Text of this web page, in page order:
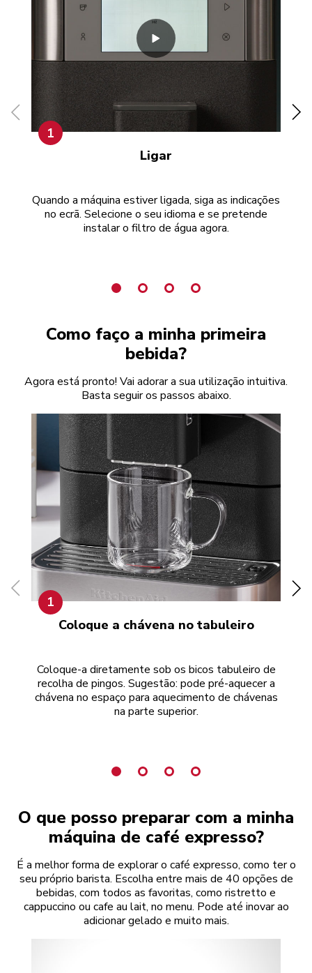
1
Ligar
Quando a máquina estiver ligada, siga as indicações
no ecrã. Selecione o seu idioma e se pretende
instalar o filtro de água agora.
Como faço a minha primeira
bebida?
Agora está pronto! Vai adorar a sua utilização intuitiva.
Basta seguir os passos abaixo.
1
Coloque a chávena no tabuleiro
Coloque-a diretamente sob os bicos tabuleiro de
recolha de pingos. Sugestão: pode pré-aquecer a
chávena no espaço para aquecimento de chávenas
na parte superior.
O que posso preparar com a minha
máquina de café expresso?
É a melhor forma de explorar o café expresso, como ter o
seu próprio barista. Escolha entre mais de 40 opções de
bebidas, com todos as favoritas, como ristretto e
cappuccino ou cafe au lait, no menu. Pode até inovar ao
adicionar gelado e muito mais.